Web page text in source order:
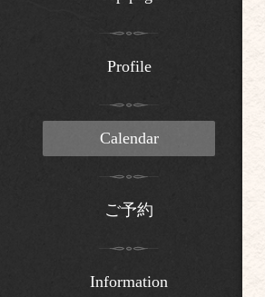
Profile
Calendar
ご予約
Information